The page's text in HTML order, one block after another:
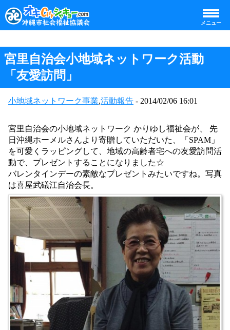
メニュー
宮里自治会小地域ネットワーク活動
「友愛訪問」
小地域ネットワーク事業,活動報告 - 2014/02/06 16:01
宮里自治会の小地域ネットワーク かりゆし福祉会が、 先
日沖縄ホーメルさんより寄贈していただいた、「SPAM」
を可愛くラッピングして、地域の高齢者宅への友愛訪問活
動で、プレゼントすることになりました☆
バレンタインデーの素敵なプレゼントみたいですね。写真
は喜屋武礒江自治会長。